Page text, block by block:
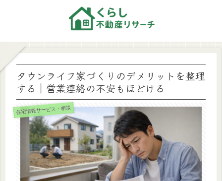
タウンライフ家づくりのデメリットを整理
する｜営業連絡の不安もほどける
住宅情報サービス・相談